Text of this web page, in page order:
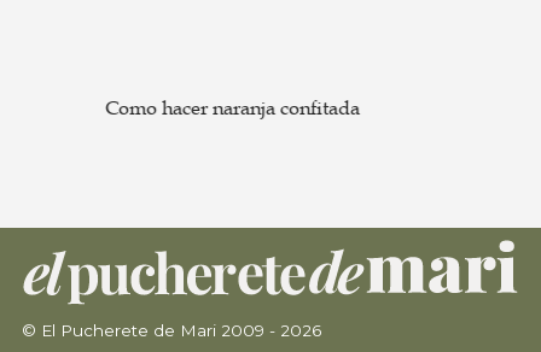
Como hacer naranja confitada
© El Pucherete de Mari 2009 - 2026